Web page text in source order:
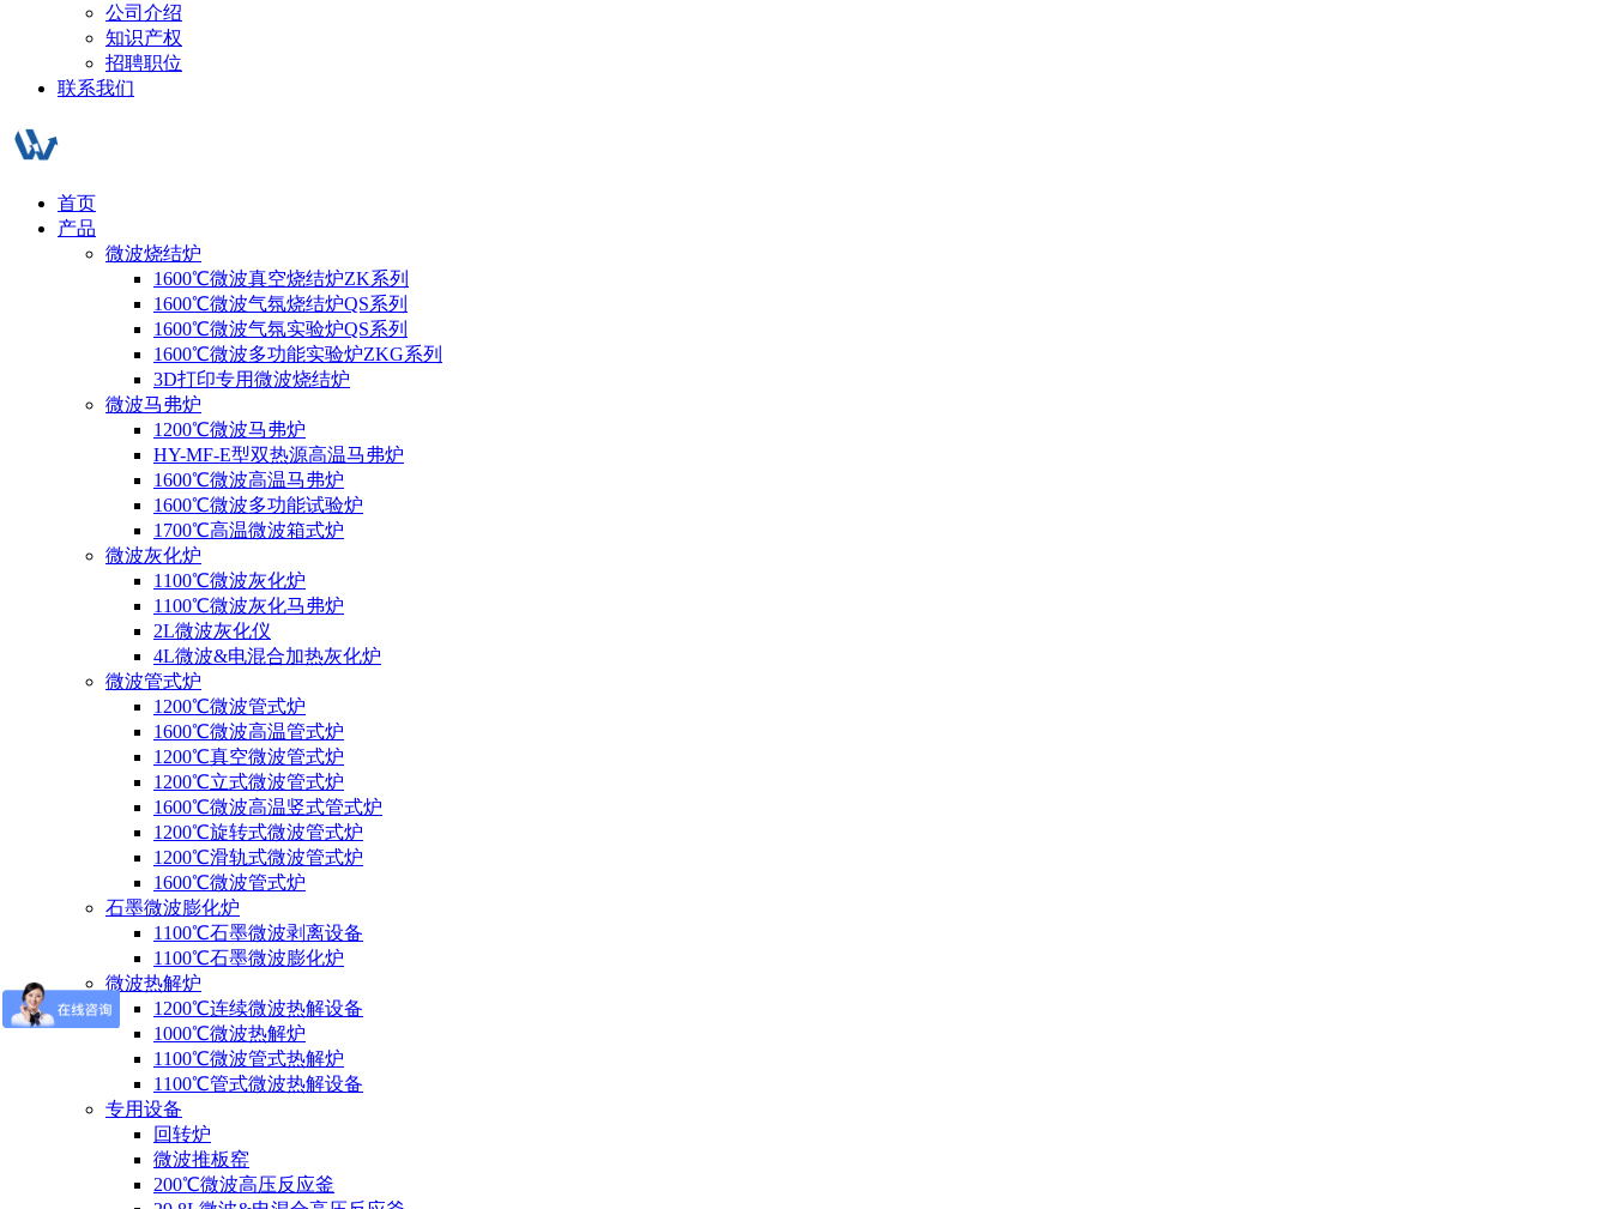
公司介绍
知识产权
招聘职位
联系我们
首页
产品
微波烧结炉
1600℃微波真空烧结炉ZK系列
1600℃微波气氛烧结炉QS系列
1600℃微波气氛实验炉QS系列
1600℃微波多功能实验炉ZKG系列
3D打印专用微波烧结炉
微波马弗炉
1200℃微波马弗炉
HY-MF-E型双热源高温马弗炉
1600℃微波高温马弗炉
1600℃微波多功能试验炉
1700℃高温微波箱式炉
微波灰化炉
1100℃微波灰化炉
1100℃微波灰化马弗炉
2L微波灰化仪
4L微波&电混合加热灰化炉
微波管式炉
1200℃微波管式炉
1600℃微波高温管式炉
1200℃真空微波管式炉
1200℃立式微波管式炉
1600℃微波高温竖式管式炉
1200℃旋转式微波管式炉
1200℃滑轨式微波管式炉
1600℃微波管式炉
石墨微波膨化炉
1100℃石墨微波剥离设备
1100℃石墨微波膨化炉
微波热解炉
1200℃连续微波热解设备
1000℃微波热解炉
1100℃微波管式热解炉
1100℃管式微波热解设备
专用设备
回转炉
微波推板窑
200℃微波高压反应釜